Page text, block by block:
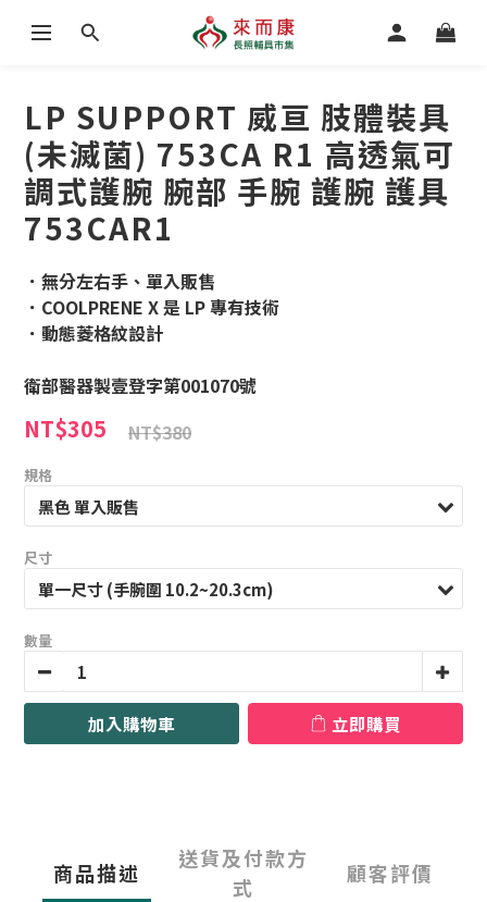
LP SUPPORT 威亘 肢體裝具
(未滅菌) 753CA R1 高透氣可
調式護腕 腕部 手腕 護腕 護具
753CAR1
．無分左右手、單入販售
．COOLPRENE X 是 LP 專有技術
．動態菱格紋設計
衛部醫器製壹登字第001070號
NT$305 NT$380
規格
尺寸
數量
加入購物車 立即購買
商品描述
送貨及付款方
式
顧客評價